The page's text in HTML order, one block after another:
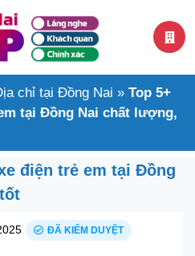
chỉ tại Đồng Nai » Top 5+
tại Đồng Nai chất lượng,
điện trẻ em tại Đồng
ĐÃ KIỂM DUYỆT